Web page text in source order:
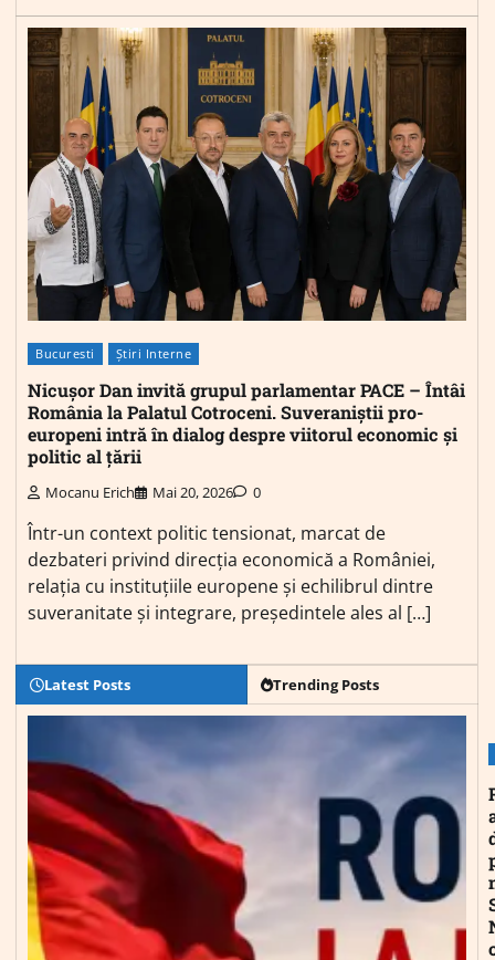
Bucuresti Știri Interne
Nicușor Dan invită grupul parlamentar PACE – Întâi
România la Palatul Cotroceni. Suveraniștii pro-
europeni intră în dialog despre viitorul economic și
politic al țării
Mocanu Erich Mai 20, 2026 0
Într-un context politic tensionat, marcat de
dezbateri privind direcția economică a României,
relația cu instituțiile europene și echilibrul dintre
suveranitate și integrare, președintele ales al […]
Latest Posts Trending Posts